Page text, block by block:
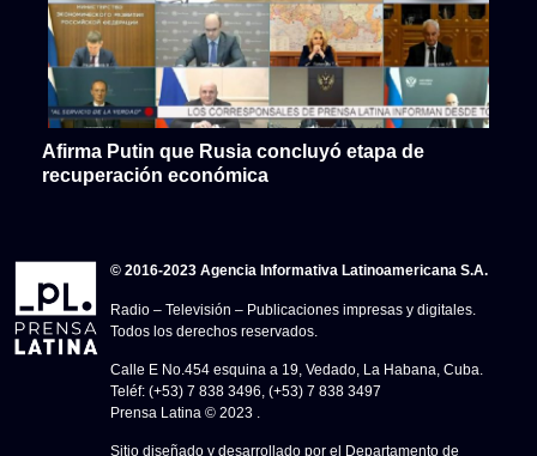
Afirma Putin que Rusia concluyó etapa de
recuperación económica
© 2016-2023 Agencia Informativa Latinoamericana S.A.
Radio – Televisión – Publicaciones impresas y digitales.
Todos los derechos reservados.
Calle E No.454 esquina a 19, Vedado, La Habana, Cuba.
Teléf: (+53) 7 838 3496, (+53) 7 838 3497
Prensa Latina © 2023 .
Sitio diseñado y desarrollado por el Departamento de